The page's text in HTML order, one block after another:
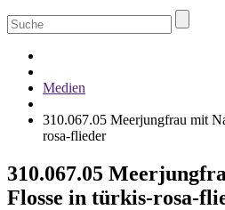
Suche
nach:
Medien
310.067.05 Meerjungfrau mit
rosa-flieder
310.067.05
Flosse in türkis-rosa-